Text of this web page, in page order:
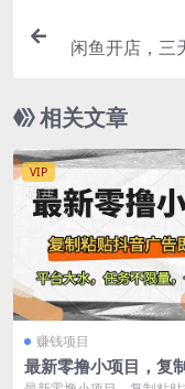
闲鱼开店，三
相关文章
VIP
赚钱项目
最新零撸小项目，复